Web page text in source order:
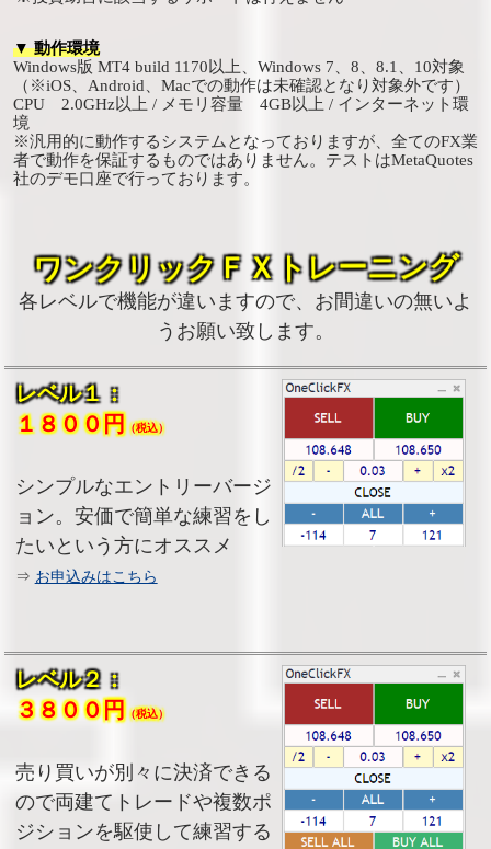
▼ 動作環境
Windows版 MT4 build 1170以上、Windows 7、8、8.1、10対象
（※iOS、Android、Macでの動作は未確認となり対象外です）
CPU 2.0GHz以上 / メモリ容量 4GB以上 / インターネット環
境
※汎用的に動作するシステムとなっておりますが、全てのFX業
者で動作を保証するものではありません。テストはMetaQuotes
社のデモ口座で行っております。
ワンクリックＦＸトレーニング
各レベルで機能が違いますので、お間違いの無いよ
うお願い致します。
レベル１：
１８００円（税込）
シンプルなエントリーバージ
ョン。安価で簡単な練習をし
たいという方にオススメ
⇒ お申込みはこちら
レベル２：
３８００円 （税込）
売り買いが別々に決済できる
ので両建てトレードや複数ポ
ジションを駆使して練習する